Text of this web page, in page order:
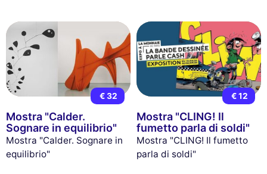
€ 32
Mostra "Calder.
Sognare in equilibrio"
Mostra "Calder. Sognare in
equilibrio"
€ 12
Mostra "CLING! Il
fumetto parla di soldi"
Mostra "CLING! Il fumetto
parla di soldi"